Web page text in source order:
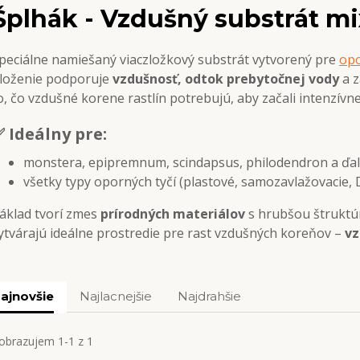
- Vzdušný substrát
namiešaný viaczložkový substrát vytvorený pre
podporuje vzdušnosť, odtok prebytočnej vodya
čo vzdušné korene rastlín potrebujú, aby začali
Ideálny pre:
monstera, epipremnum, scindapsus, philodendron a
všetky typy oporných tyčí (plastové, samozavlažovacie,
tvorí zmes prírodných materiálovs hrubšou
ideálne prostredie pre rast vzdušných koreňov –
Najlacnejšie Najdrahšie
1-1 z 1